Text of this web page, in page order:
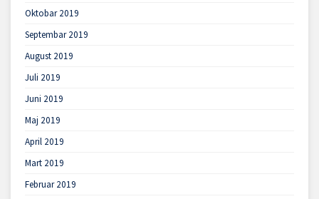
Oktobar 2019
Septembar 2019
August 2019
Juli 2019
Juni 2019
Maj 2019
April 2019
Mart 2019
Februar 2019